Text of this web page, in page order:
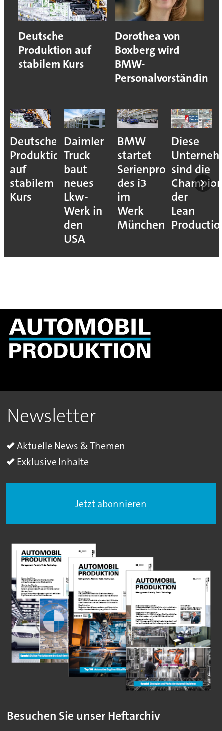
Deutsche
Produktion auf
stabilem Kurs
Dorothea von
Boxberg wird
BMW-
Personalvorständin
Deutsche
Produktion
auf
stabilem
Kurs
Daimler
Truck
baut
neues
Lkw-
Werk in
den
USA
BMW
startet
Serienproduktion
des i3
im
Werk
München
Diese
sind die
der
Lean
Newsletter
Aktuelle News & Themen
Exklusive Inhalte
Jetzt abonnieren
Besuchen Sie unser Heftarchiv